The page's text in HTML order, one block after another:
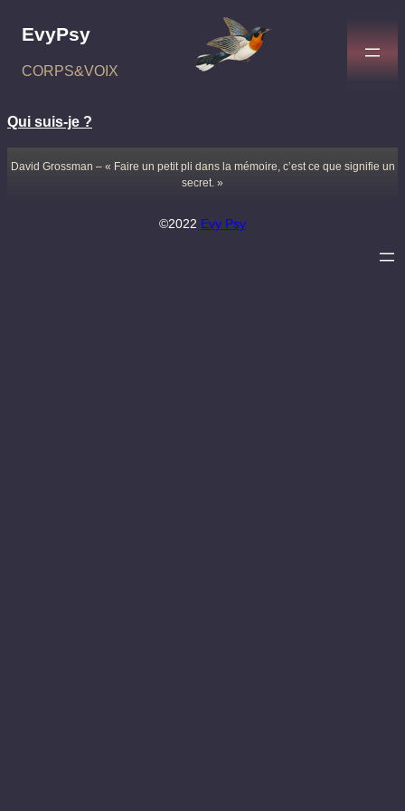
EvyPsy
CORPS&VOIX
Qui suis-je ?
David Grossman – « Faire un petit pli dans la mémoire, c’est ce que signifie un
secret. »
©2022 Evy Psy